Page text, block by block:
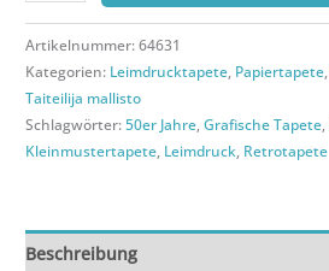
Artikelnummer:64631
Kategorien: Leimdrucktapete, Papiertapete,
Taiteilija mallisto
Schlagwörter:50er Jahre,Grafische Tapete,
Kleinmustertapete, Leimdruck, Retrotapete
Beschreibung